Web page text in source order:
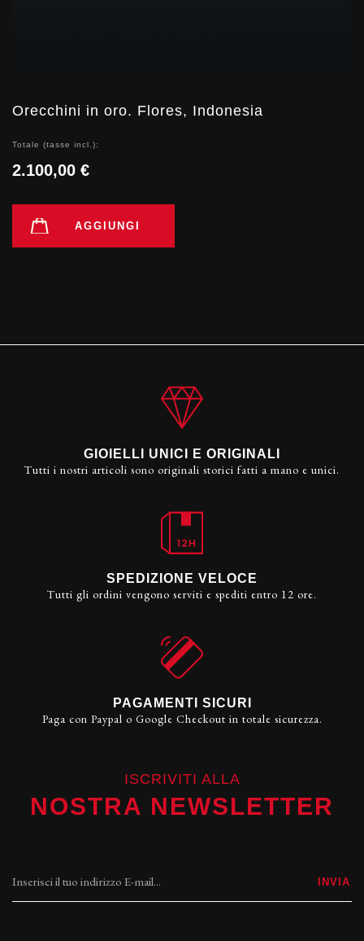
Orecchini in oro. Flores, Indonesia
Totale (tasse incl.):
2.100,00 €
AGGIUNGI
GIOIELLI UNICI E ORIGINALI
Tutti i nostri articoli sono originali storici fatti a mano e unici.
SPEDIZIONE VELOCE
Tutti gli ordini vengono serviti e spediti entro 12 ore.
PAGAMENTI SICURI
Paga con Paypal o Google Checkout in totale sicurezza.
ISCRIVITI ALLA
NOSTRA NEWSLETTER
INVIA